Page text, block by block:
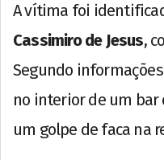
A vítima foi
Cassimiro de Jesus,
Segundo
no interior de um
um golpe de faca na